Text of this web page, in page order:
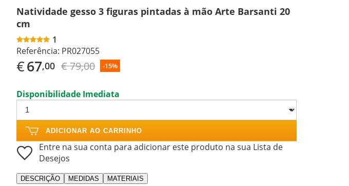
Natividade gesso 3 figuras pintadas à mão Arte Barsanti 20
cm
1
Referência: PR027055
€67,00 € 79,00 -15%
Disponibilidade Imediata
ADICIONAR AO CARRINHO
Entre na sua conta para adicionar este produto na sua Lista de
Desejos
DESCRIÇÃO MEDIDAS MATERIAIS